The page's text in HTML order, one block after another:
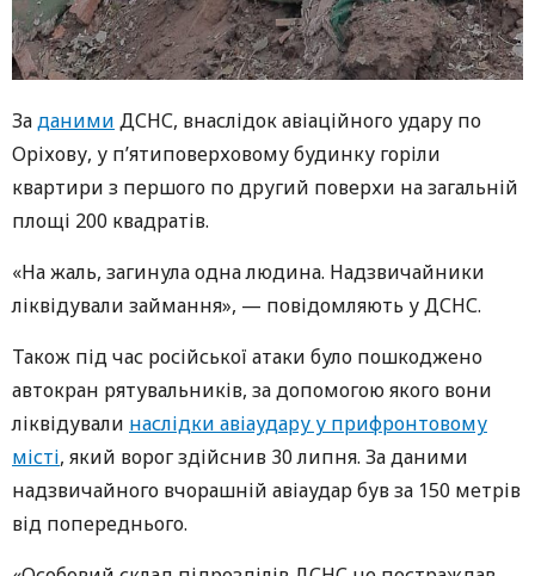
Заданими ДСНС, внаслідок авіаційного удару по
Оріхову, у п’ятиповерховому будинку горіли
квартири з першого по другий поверхи на загальній
площі 200 квадратів.
«На жаль, загинула одна людина. Надзвичайники
ліквідували займання», — повідомляють у ДСНС.
Також під час російської атаки було пошкоджено
автокран рятувальників, за допомогою якого вони
ліквідували наслідки авіаудару у прифронтовому
місті, який ворог здійснив 30 липня. За даними
надзвичайного вчорашній авіаудар був за 150 метрів
від попереднього.